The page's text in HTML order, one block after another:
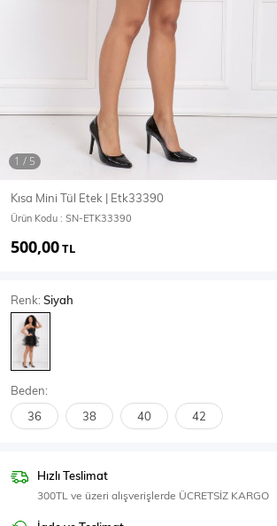
Mont & Kaban
T-SHİRT & BLUZ
T-Shirt
Body
SPOR GİYİM
Eşofman Üstü
Kısa Mini Tül Etek | Etk33390
Ürün Kodu : SN-ETK33390
500,00TL
Renk:Siyah
Beden:
36 38 40 42
Hızlı Teslimat
300TL ve üzeri alışverişlerde ÜCRETSİZ KARGO